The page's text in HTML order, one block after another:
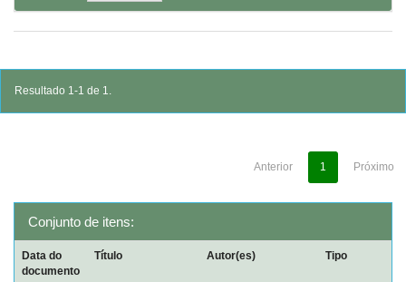
Resultado 1-1 de 1.
Anterior 1 Próximo
Conjunto de itens:
Data do
documento
Título Autor(es) Tipo